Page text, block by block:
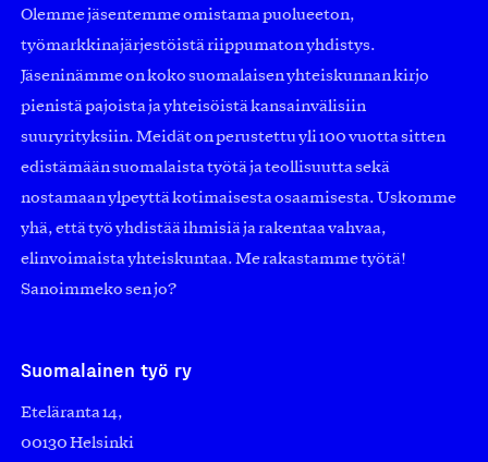
Olemme jäsentemme omistama puolueeton,
työmarkkinajärjestöistä riippumaton yhdistys.
Jäseninämme on koko suomalaisen yhteiskunnan kirjo
pienistä pajoista ja yhteisöistä kansainvälisiin
suuryrityksiin. Meidät on perustettu yli 100 vuotta sitten
edistämään suomalaista työtä ja teollisuutta sekä
nostamaan ylpeyttä kotimaisesta osaamisesta. Uskomme
yhä, että työ yhdistää ihmisiä ja rakentaa vahvaa,
elinvoimaista yhteiskuntaa. Me rakastamme työtä!
Sanoimmeko sen jo?
Suomalainen työ ry
Eteläranta 14,
00130 Helsinki